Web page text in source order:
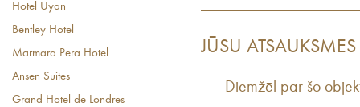
Hotel Uyan
Bentley Hotel
Marmara Pera Hotel
Ansen Suites
Grand Hotel de Londres
JŪSU ATSAUKSMES
Diemžēl par šo